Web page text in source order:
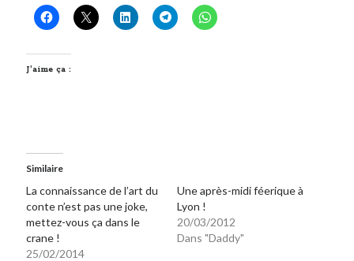
J’aime ça :
Similaire
La connaissance de l’art du
conte n’est pas une joke,
mettez-vous ça dans le
crane !
25/02/2014
Une après-midi féerique à
Lyon !
20/03/2012
Dans "Daddy"